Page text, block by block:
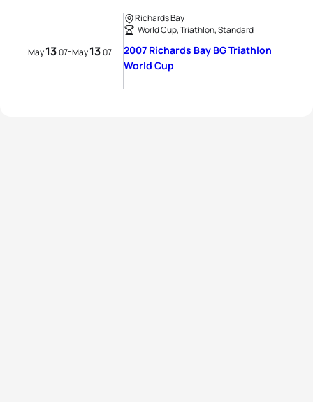
May1307-May1307
Richards Bay
World Cup, Triathlon, Standard
2007 Richards Bay BG Triathlon
World Cup